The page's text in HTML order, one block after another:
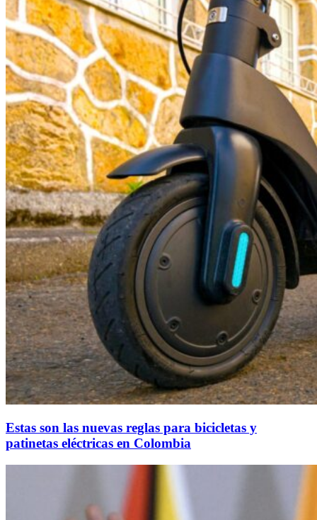
Estas son las nuevas reglas para bicicletas y
patinetas eléctricas en Colombia